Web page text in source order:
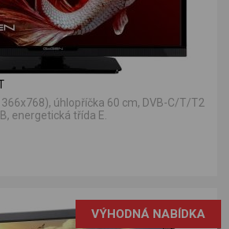
úhlopříčka 60 cm, DVB-C/T/T2
energetická třída E.
VÝHODNÁ NABÍDKA